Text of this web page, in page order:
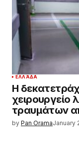
ΕΛΛΆΔΑ
Η
χειρουργείο
τραυμάτων
by Pan OramaJanuary